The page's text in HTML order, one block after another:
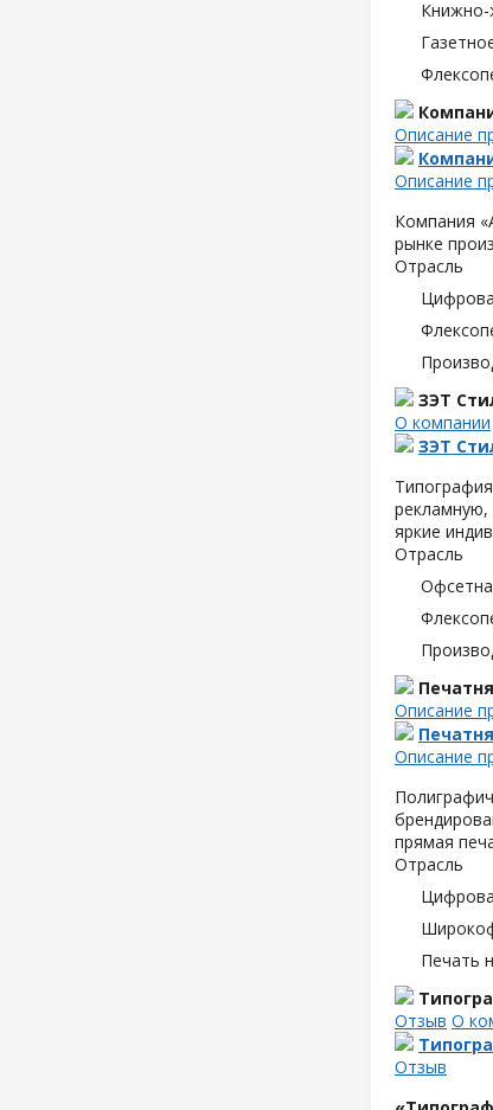
Книжно-
Описание
Описание
Компания
рынке
Отрасль
ЗЭТ
О компании
ЗЭТ
рекламную,
яркие
Отрасль
Печатня
Описание
Печатня
Описание
прямая
Отрасль
Печать
Отзыв О
Отзыв